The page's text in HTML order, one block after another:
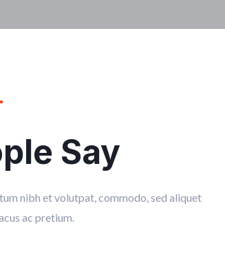
Say
nibh et volutpat, commodo, sed aliquet
ac pretium.